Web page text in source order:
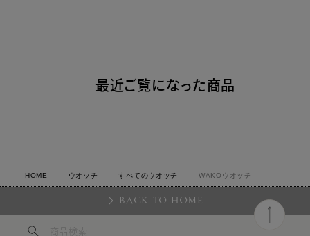
最近ご覧になった商品
HOME ウオッチ すべてのウオッチ WAKOウオッチ
BACK TO HOME